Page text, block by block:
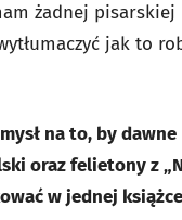
żadnej pisarskiej
jak to
na to, by
oraz felietony z
w jednej